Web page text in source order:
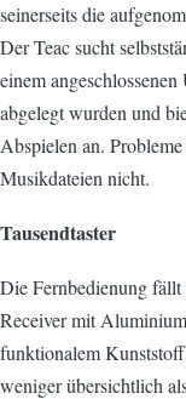
seinerseits die
Der Teac sucht
einem
abgelegt wurden und
Abspielen an.
Musikdateien nicht.
Tausendtaster
Die Fernbedienung
Receiver mit
funktionalem
weniger übersichtlich